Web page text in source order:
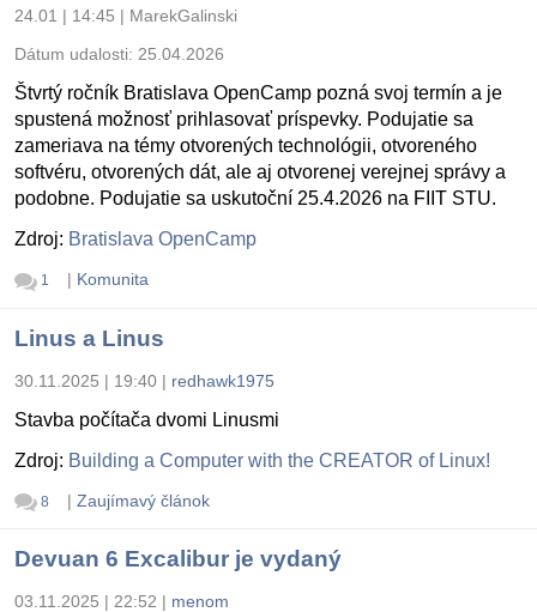
24.01 | 14:45 | MarekGalinski
Dátum udalosti: 25.04.2026
Štvrtý ročník Bratislava OpenCamp pozná svoj termín a je
spustená možnosť prihlasovať príspevky. Podujatie sa
zameriava na témy otvorených technológii, otvoreného
softvéru, otvorených dát, ale aj otvorenej verejnej správy a
podobne. Podujatie sa uskutoční 25.4.2026 na FIIT STU.
Zdroj: Bratislava OpenCamp
1 | Komunita
Linus a Linus
30.11.2025 | 19:40 | redhawk1975
Stavba počítača dvomi Linusmi
Zdroj: Building a Computer with the CREATOR of Linux!
8 | Zaujímavý článok
Devuan 6 Excalibur je vydaný
03.11.2025 | 22:52 | menom